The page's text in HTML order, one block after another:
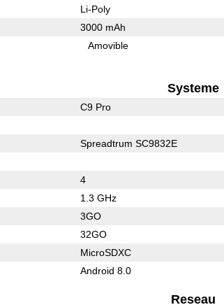
Li-Poly
3000 mAh
Amovible
Systeme
C9 Pro
Spreadtrum SC9832E
4
1.3 GHz
3GO
32GO
MicroSDXC
Android 8.0
Reseau